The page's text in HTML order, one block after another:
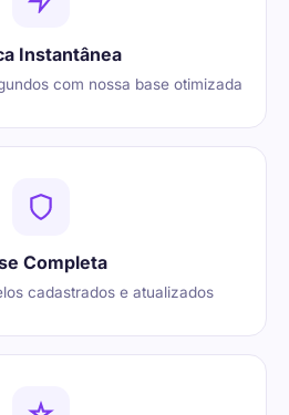
Instantânea
com nossa base otimizada
Completa
cadastrados e atualizados